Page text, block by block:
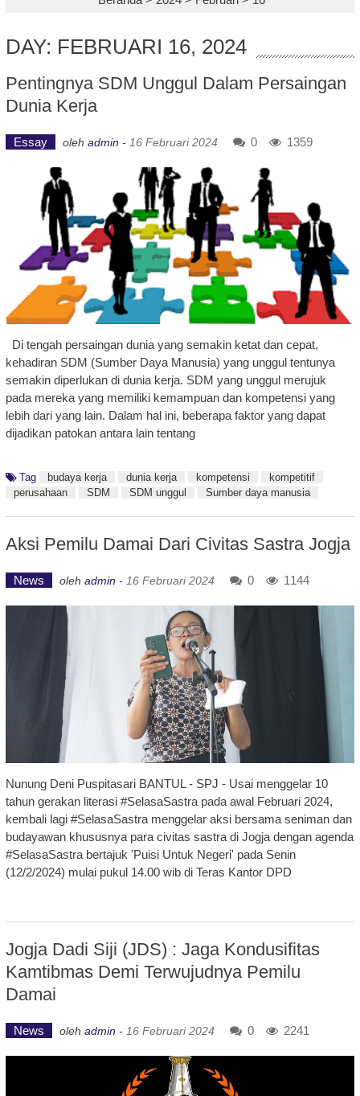
DAY: FEBRUARI 16, 2024
Pentingnya SDM Unggul Dalam Persaingan
Dunia Kerja
Essay oleh admin - 16 Februari 2024 0 1359
Di tengah persaingan dunia yang semakin ketat dan cepat,
kehadiran SDM (Sumber Daya Manusia) yang unggul tentunya
semakin diperlukan di dunia kerja. SDM yang unggul merujuk
pada mereka yang memiliki kemampuan dan kompetensi yang
lebih dari yang lain. Dalam hal ini, beberapa faktor yang dapat
dijadikan patokan antara lain tentang
Tag budaya kerja dunia kerja kompetensi
kompetitif
perusahaan
SDM SDM unggul Sumber daya manusia
Aksi Pemilu Damai Dari Civitas Sastra Jogja
News oleh admin - 16 Februari 2024 0 1144
Nunung Deni Puspitasari BANTUL - SPJ - Usai menggelar 10
tahun gerakan literasi #SelasaSastra pada awal Februari 2024,
kembali lagi #SelasaSastra menggelar aksi bersama seniman dan
budayawan khususnya para civitas sastra di Jogja dengan agenda
#SelasaSastra bertajuk 'Puisi Untuk Negeri' pada Senin
(12/2/2024) mulai pukul 14.00 wib di Teras Kantor DPD
Jogja Dadi Siji (JDS) : Jaga Kondusifitas
Kamtibmas Demi Terwujudnya Pemilu
Damai
News oleh admin - 16 Februari 2024 0 2241